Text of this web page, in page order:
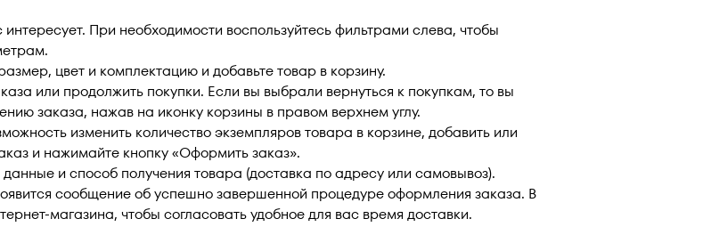
При необходимости воспользуйтесь фильтрами слева, чтобы
цвет и комплектацию и добавьте товар в корзину.
или продолжить покупки. Если вы выбрали вернуться к покупкам, то вы
заказа, нажав на иконку корзины в правом верхнем углу.
изменить количество экземпляров товара в корзине, добавить или
и нажимайте кнопку «Оформить заказ».
и способ получения товара (доставка по адресу или самовывоз).
сообщение об успешно завершенной процедуре оформления заказа. В
магазина, чтобы согласовать удобное для вас время доставки.